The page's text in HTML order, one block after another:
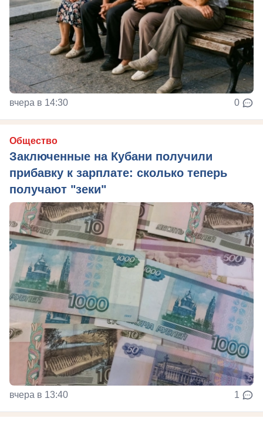
вчера в 14:30 0
Общество
Заключенные на Кубани получили
прибавку к зарплате: сколько теперь
получают "зеки"
вчера в 13:40 1